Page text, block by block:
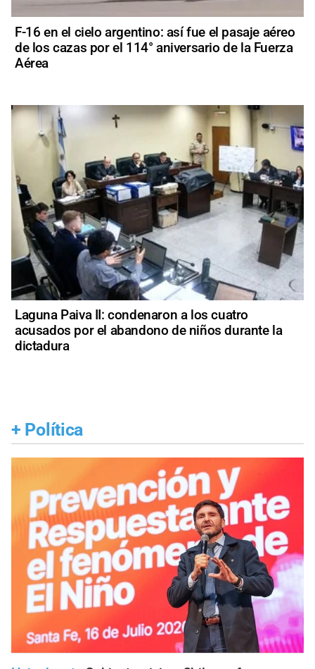
F-16 en el cielo argentino: así fue el pasaje aéreo
de los cazas por el 114° aniversario de la Fuerza
Aérea
Laguna Paiva II: condenaron a los cuatro
acusados por el abandono de niños durante la
dictadura
+ Política